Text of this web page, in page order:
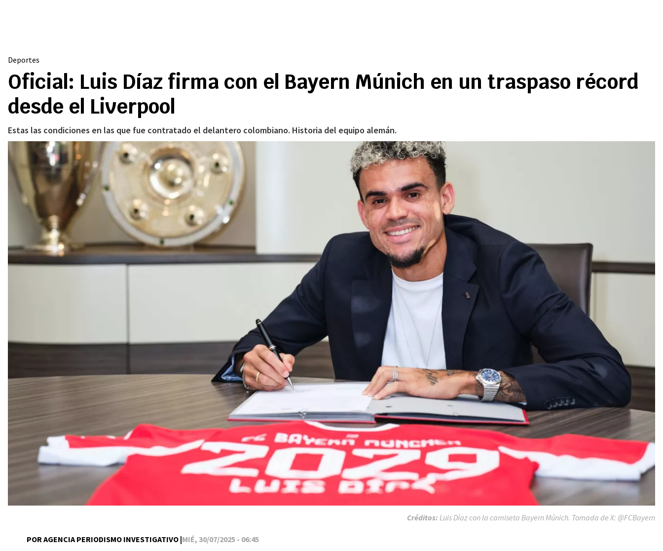
Deportes
Oficial: Luis Díaz firma con el Bayern Múnich en un traspaso récord
desde el Liverpool
Estas las condiciones en las que fue contratado el delantero colombiano. Historia del equipo alemán.
POR AGENCIA PERIODISMO INVESTIGATIVO |MIÉ, 30/07/2025 - 06:45
Créditos: Luis Díaz con la camiseta Bayern Múnich. Tomada de X: @FCBayern